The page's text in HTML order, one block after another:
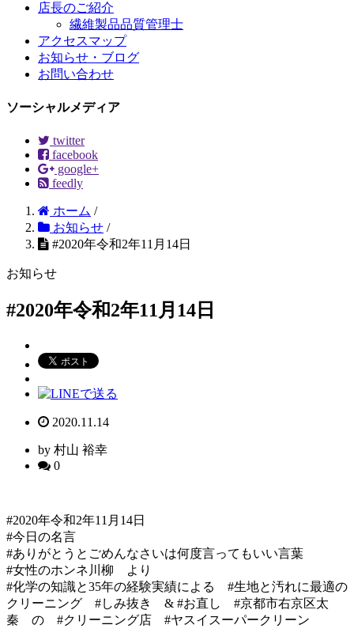
店長のご紹介
繊維製品品質管理士
アクセスマップ
お知らせ・ブログ
お問い合わせ
ソーシャルメディア
twitter
facebook
google+
feedly
ホーム /
お知らせ /
#2020年令和2年11月14日
お知らせ
#2020年令和2年11月14日
2020.11.14
by 村山 裕幸
0
#2020年令和2年11月14日
#今日の名言
#ありがとうとごめんなさいは何度言ってもいい言葉
#女性のホンネ川柳 より
#化学の知識と35年の経験実績による #生地と汚れに最適の
クリーニング #しみ抜き & #お直し #京都市右京区太
秦 の #クリーニング店 #ヤスイスーパークリーン